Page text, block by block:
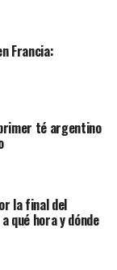
Francia:
té argentino
la final del
qué hora y dónde